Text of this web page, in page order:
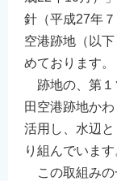
針（平成27年
空港跡地（以
めております。
跡地の、第１
田空港跡地か
活用し、水辺
り組んでいま
この取組みの